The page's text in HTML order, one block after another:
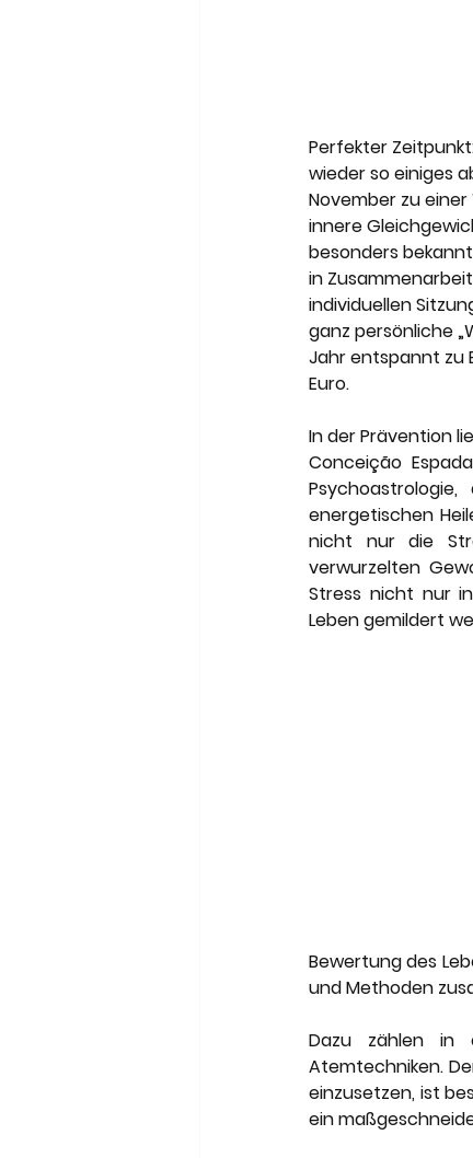
Perfekter
wieder so einiges
November zu
innere
besonders
in
individuellen
ganz persönliche
Jahr entspannt zu
Euro.
In der Prävention
Conceição
energetischen
nicht nur die
verwurzelten
Stress nicht nur
Leben gemildert
Bewertung des
und Methoden
Dazu zählen in
Atemtechniken.
einzusetzen, ist
ein